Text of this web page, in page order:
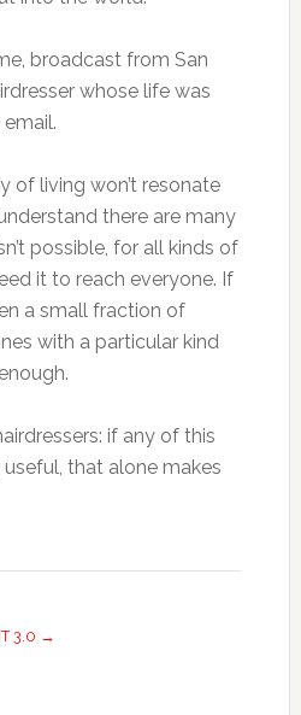
broadcast from San
whose life was
of living won’t resonate
there are many
possible, for all kinds of
it to reach everyone. If
a small fraction of
with a particular kind
if any of this
that alone makes
3.0 →